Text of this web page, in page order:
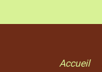
Accueil